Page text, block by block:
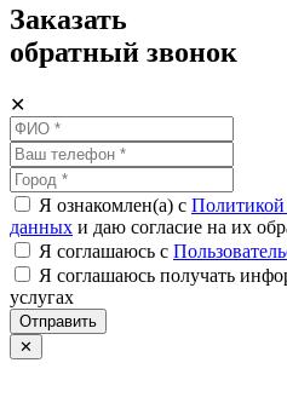
Заказать
обратный звонок
✕
Я ознакомлен(а) с Политикой
данных и даю согласие на их
Я соглашаюсь c
Я соглашаюсь получать
услугах
Отправить
✕